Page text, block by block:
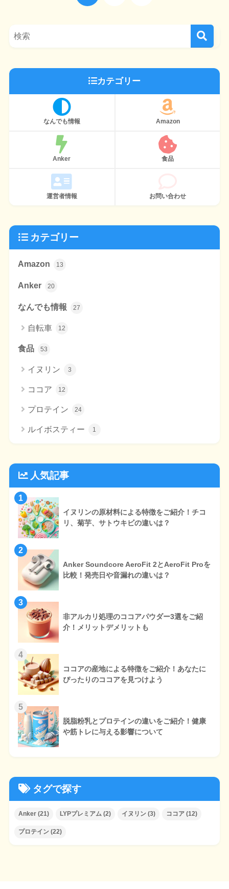
カテゴリー
なんでも情報 Amazon
Anker 食品
運営者情報 お問い合わせ
カテゴリー
Amazon 13
Anker 20
なんでも情報 27
自転車 12
食品 53
イヌリン 3
ココア 12
プロテイン 24
ルイボスティー 1
人気記事
1
イヌリンの原材料による特徴をご紹介！チコ
リ、菊芋、サトウキビの違いは？
2
Anker Soundcore AeroFit 2とAeroFit Proを
比較！発売日や音漏れの違いは？
3
非アルカリ処理のココアパウダー3選をご紹
介！メリットデメリットも
4
ココアの産地による特徴をご紹介！あなたに
ぴったりのココアを見つけよう
5
脱脂粉乳とプロテインの違いをご紹介！健康
や筋トレに与える影響について
タグで探す
Anker(21) LYPプレミアム(2) イヌリン(3) ココア(12)
プロテイン(22)